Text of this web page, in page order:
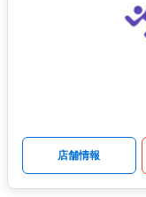
店舗情報